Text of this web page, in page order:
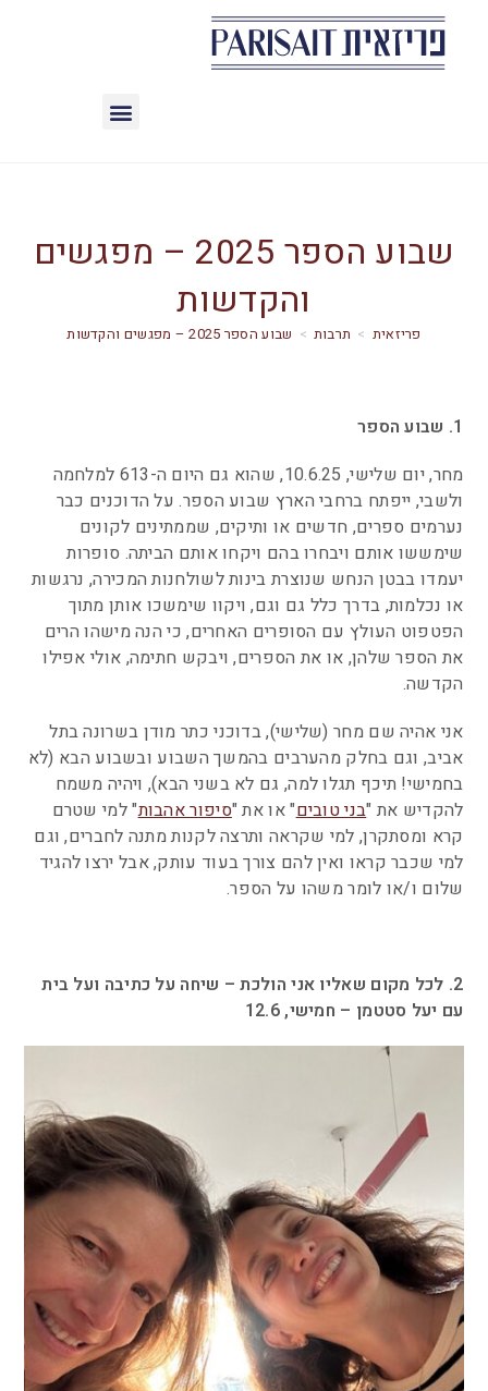
שבוע הספר 2025 – מפגשים
והקדשות
> תרבות > שבוע הספר 2025 – מפגשים והקדשות
1. שבוע הספר
מחר, יום שלישי, 10.6.25, שהוא גם היום ה-613 למלחמה
ולשבי, ייפתח ברחבי הארץ שבוע הספר. על הדוכנים כבר
נערמים ספרים, חדשים או ותיקים, שממתינים לקונים
שימששו אותם ויבחרו בהם ויקחו אותם הביתה. סופרות
יעמדו בבטן הנחש שנוצרת בינות לשולחנות המכירה, נרגשות
או נכלמות, בדרך כלל גם וגם, ויקוו שימשכו אותן מתוך
הפטפוט העולץ עם הסופרים האחרים, כי הנה מישהו הרים
את הספר שלהן, או את הספרים, ויבקש חתימה, אולי אפילו
הקדשה.
אני אהיה שם מחר (שלישי), בדוכני כתר מודן בשרונה בתל
אביב, וגם בחלק מהערבים בהמשך השבוע ובשבוע הבא (לא
בחמישי! תיכף תגלו למה, גם לא בשני הבא), ויהיה משמח
להקדיש את "בני טובים" או את "סיפור אהבות" למי שטרם
קרא ומסתקרן, למי שקראה ותרצה לקנות מתנה לחברים, וגם
למי שכבר קראו ואין להם צורך בעוד עותק, אבל ירצו להגיד
שלום ו/או לומר משהו על הספר.
2. לכל מקום שאליו אני הולכת – שיחה על כתיבה ועל בית
עם יעל סטטמן – חמישי, 12.6